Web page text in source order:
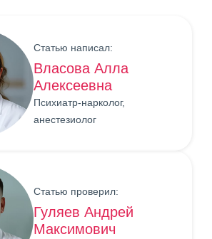
Статью написал:
Власова Алла
Алексеевна
Психиатр-нарколог,
анестезиолог
Статью проверил:
Гуляев Андрей
Максимович